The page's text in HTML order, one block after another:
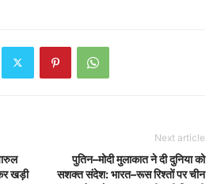
खड़ी
Next article
पुतिन–मोदी मुलाकात ने दी दुनिया को
सशक्त संदेश: भारत–रूस रिश्तों पर चीन